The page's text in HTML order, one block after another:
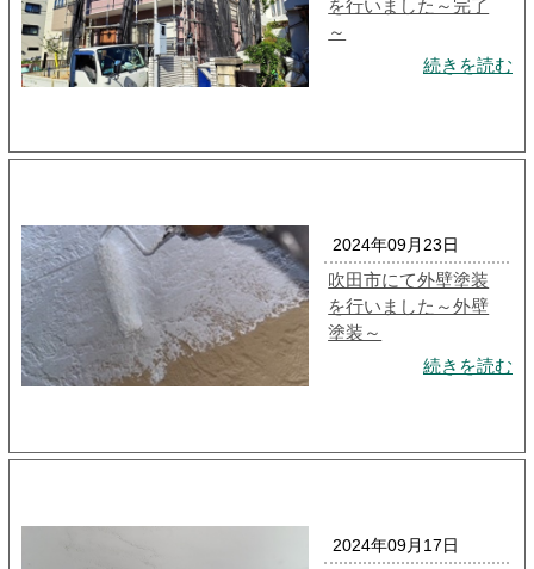
を行いました～完了
～
続きを読む
2024年09月23日
吹田市にて外壁塗装
を行いました～外壁
塗装～
続きを読む
2024年09月17日